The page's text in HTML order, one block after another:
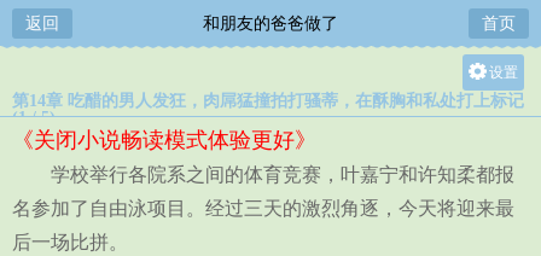
返回 和朋友的爸爸做了 首页
设置
关灯
中
小
第14章 吃醋的男人发狂，肉屌猛撞拍打骚蒂，在酥胸和私处打上标记
(1 / 5)
《关闭小说畅读模式体验更好》
学校举行各院系之间的体育竞赛，叶嘉宁和许知柔都报
名参加了自由泳项目。经过三天的激烈角逐，今天将迎来最
后一场比拼。